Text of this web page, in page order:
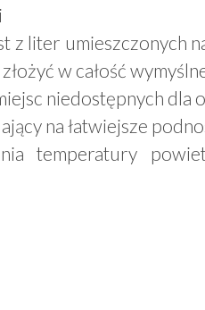
z liter umieszczonych
w całość
niedostępnych dla
na łatwiejsze
temperatury